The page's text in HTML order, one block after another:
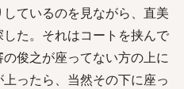
ているのを見ながら、直美
た。それはコートを挟んで
俊之が座ってない方の上に
ったら、当然その下に座っ